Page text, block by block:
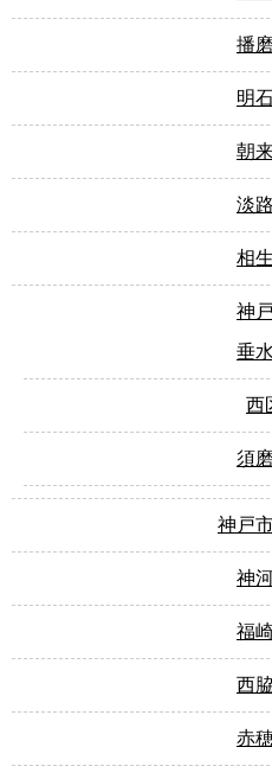
播
明
朝
淡
相
神
垂
西
須
神戸
神
福
西
赤